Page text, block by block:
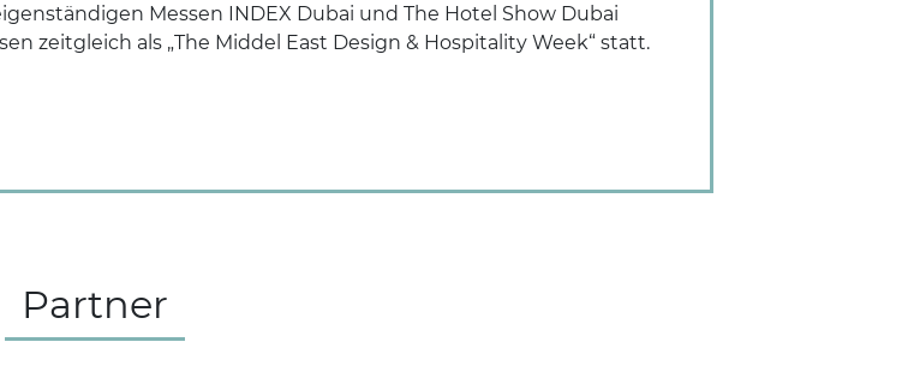
Messen INDEX Dubai und The Hotel Show Dubai
zeitgleich als „The Middel East Design & Hospitality Week“ statt.
Partner